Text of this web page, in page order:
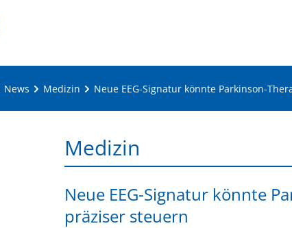
News Medizin Neue EEG-Signatur könnte Parkinson-
Medizin
Neue EEG-Signatur könnte
präziser steuern